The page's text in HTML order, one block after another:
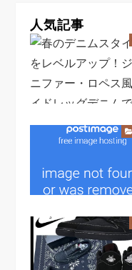
人気記事